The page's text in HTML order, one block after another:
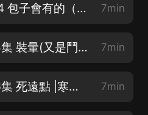
彪悍農女有空間 004 包子會有的（有錢了吃一個扔一個） 7min
彪悍農女有空間005集 裝暈(又是鬥智鬥勇的一天） 7min
彪悍農女有空間006集 死遠點 |寒梅12月 飾 楊安氏 7min